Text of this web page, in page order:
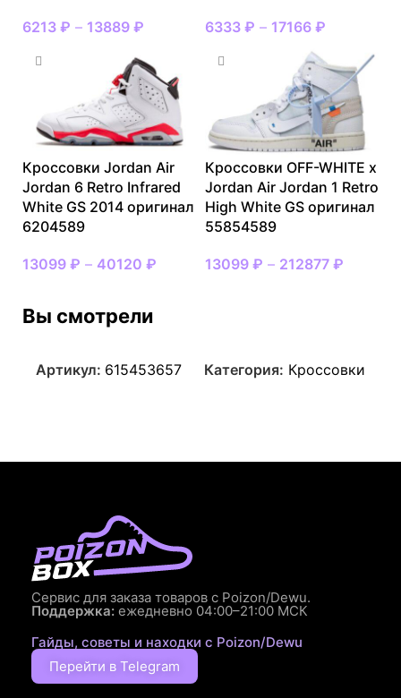
6213 ₽ – 13889 ₽ 6333 ₽ – 17166 ₽
Кроссовки Jordan Air
Jordan 6 Retro Infrared
White GS 2014 оригинал
6204589
13099 ₽ – 40120 ₽
Кроссовки OFF-WHITE x
Jordan Air Jordan 1 Retro
High White GS оригинал
55854589
13099 ₽ – 212877 ₽
Вы смотрели
Артикул: 615453657 Категория: Кроссовки
Сервис для заказа товаров с Poizon/Dewu.
Поддержка: ежедневно 04:00–21:00 МСК
Гайды, советы и находки с Poizon/Dewu
Перейти в Telegram